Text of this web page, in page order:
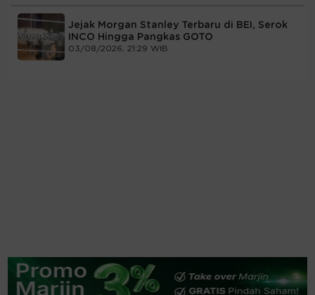
Jejak Morgan Stanley Terbaru di BEI, Serok
INCO Hingga Pangkas GOTO
03/08/2026, 21:29 WIB